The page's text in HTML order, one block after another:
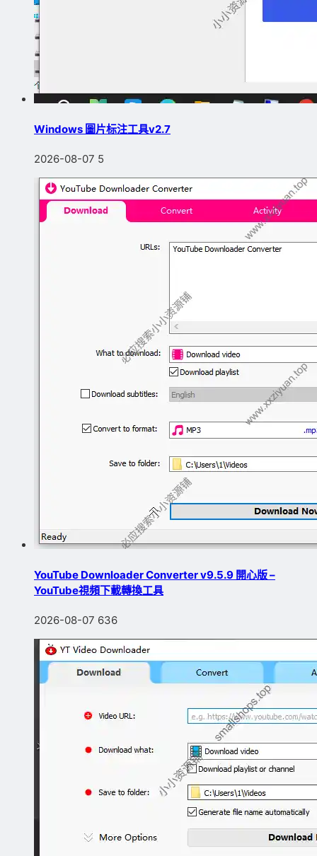
Windows 圖片标注工具v2.7
2026-08-07 5
YouTube Downloader Converter v9.5.9 開心版 –
YouTube視頻下載轉換工具
2026-08-07 636